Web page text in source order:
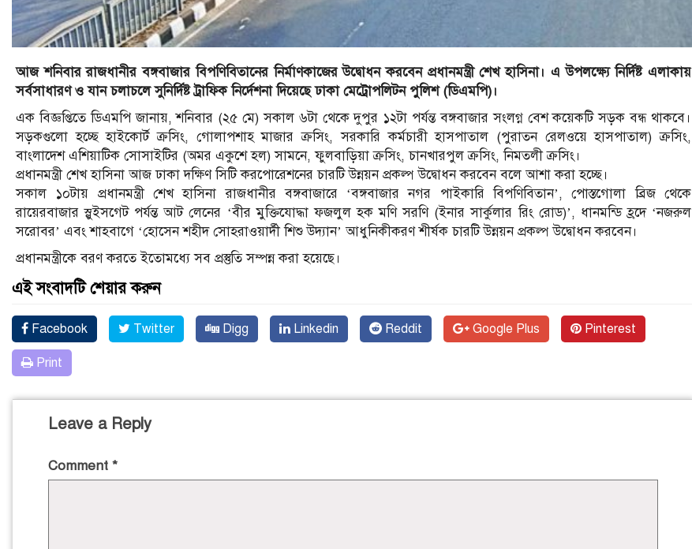
আজ শনিবার রাজধানীর বঙ্গবাজার বিপণিবিতানের নির্মাণকাজের উদ্বোধন করবেন প্রধানমন্ত্রী শেখ হাসিনা। এ উপলক্ষ্যে নির্দিষ্ট এলাকায়
সর্বসাধারণ ও যান চলাচলে সুনির্দিষ্ট ট্রাফিক নির্দেশনা দিয়েছে ঢাকা মেট্রোপলিটন পুলিশ (ডিএমপি)।
এক বিজ্ঞপ্তিতে ডিএমপি জানায়, শনিবার (২৫ মে) সকাল ৬টা থেকে দুপুর ১২টা পর্যন্ত বঙ্গবাজার সংলগ্ন বেশ কয়েকটি সড়ক বন্ধ থাকবে।
সড়কগুলো হচ্ছে হাইকোর্ট ক্রসিং, গোলাপশাহ মাজার ক্রসিং, সরকারি কর্মচারী হাসপাতাল (পুরাতন রেলওয়ে হাসপাতাল) ক্রসিং,
বাংলাদেশ এশিয়াটিক সোসাইটির (অমর একুশে হল) সামনে, ফুলবাড়িয়া ক্রসিং, চানখারপুল ক্রসিং, নিমতলী ক্রসিং।
প্রধানমন্ত্রী শেখ হাসিনা আজ ঢাকা দক্ষিণ সিটি করপোরেশনের চারটি উন্নয়ন প্রকল্প উদ্বোধন করবেন বলে আশা করা হচ্ছে।
সকাল ১০টায় প্রধানমন্ত্রী শেখ হাসিনা রাজধানীর বঙ্গবাজারে ‘বঙ্গবাজার নগর পাইকারি বিপণিবিতান’, পোস্তগোলা ব্রিজ থেকে
রায়েরবাজার স্লুইসগেট পর্যন্ত আট লেনের ‘বীর মুক্তিযোদ্ধা ফজলুল হক মণি সরণি (ইনার সার্কুলার রিং রোড)’, ধানমন্ডি হ্রদে ‘নজরুল
সরোবর’ এবং শাহবাগে ‘হোসেন শহীদ সোহরাওয়ার্দী শিশু উদ্যান’ আধুনিকীকরণ শীর্ষক চারটি উন্নয়ন প্রকল্প উদ্বোধন করবেন।
প্রধানমন্ত্রীকে বরণ করতে ইতোমধ্যে সব প্রস্তুতি সম্পন্ন করা হয়েছে।
এই সংবাদটি শেয়ার করুন
Facebook Twitter Digg Linkedin Reddit Google Plus Pinterest
Print
Leave a Reply
Comment *